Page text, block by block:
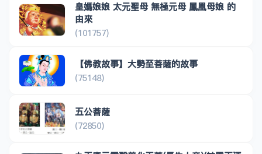
皇媽娘娘 太元聖母 無極元母 鳳凰母娘 的
由來
(101757)
【佛教故事】大勢至菩薩的故事
(75148)
五公菩薩
(72850)